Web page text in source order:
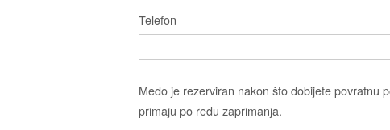
Telefon
Medo je rezerviran nakon što dobijete povratnu
primaju po redu zaprimanja.